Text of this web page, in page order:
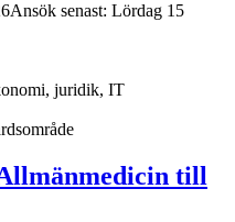
Ansök senast: Lördag 15
juridik, IT
till